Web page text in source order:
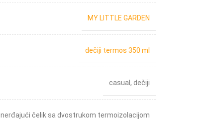
MY LITTLE GARDEN
dečiji termos 350 ml
casual , dečiji
nerđajući čelik sa dvostrukom termoizolacijom